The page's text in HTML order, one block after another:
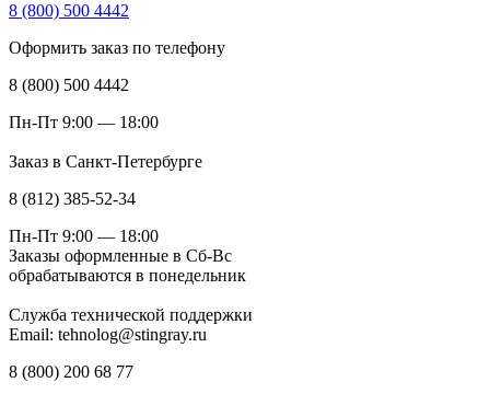
8 (800) 500 4442
Оформить заказ по телефону
8 (800) 500 4442
Пн-Пт 9:00 — 18:00
Заказ в Санкт-Петербурге
8 (812) 385-52-34
Пн-Пт 9:00 — 18:00
Заказы оформленные в Сб-Вс
обрабатываются в понедельник
Служба технической поддержки
Email: tehnolog@stingray.ru
8 (800) 200 68 77